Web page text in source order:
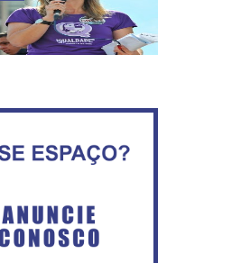
No Brasil do golpe, 61,5 mi
de consumidores estão
inadimplentes
Esquerda e empolga
militância do PT